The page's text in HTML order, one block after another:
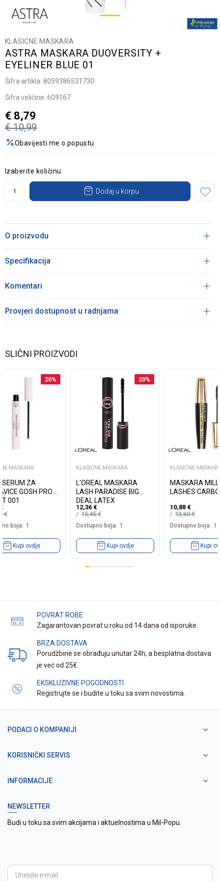
KLASICNE MASKARA
ASTRA MASKARA DUOVERSITY +
EYELINER BLUE 01
Šifra artikla: 8059386531730
Šifra veličine: 609167
€ 10,99
€ 8,79
Obavijesti me o popustu
Izaberite količinu:
Dodaj u korpu
O proizvodu
Specifikacija
Komentari
Provjeri dostupnost u radnjama
SLIČNI PROIZVODI
20%
MASKARA
SERUM ZA
GOSH PRO
001
€
€
boja: 1
Kupi ovdje
20%
KLASICNE MASKARA
L'OREAL MASKARA
LASH PARADISE BIG
DEAL LATEX
12,36 €
15,45€
Dostupno boja: 1
Kupi ovdje
KLASICNE
MASKARA
LASHES
10,88 €
13,60€
Dostupno boja: 1
Kupi
POVRAT ROBE
Zagarantovan povrat u roku od 14 dana od isporuke.
BRZA DOSTAVA
Porudžbine se obrađuju unutar 24h, a besplatna dostava
je već od 25€.
EKSKLUZIVNE POGODNOSTI
Registrujte se i budite u toku sa svim novostima.
PODACI O KOMPANIJI
KORISNIČKI SERVIS
INFORMACIJE
NEWSLETTER
Budi u toku sa svim akcijama i aktuelnostima u Mil-Popu.